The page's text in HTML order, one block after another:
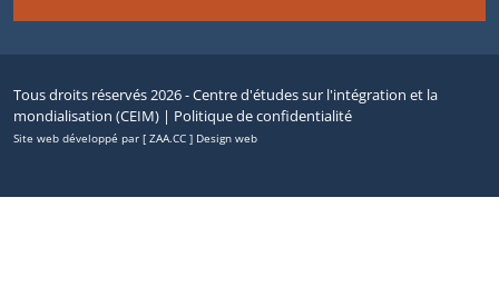
Tous droits réservés 2026 - Centre d'études sur l'intégration et la
mondialisation (CEIM) | Politique de confidentialité
Site web développé par [ ZAA.CC ] Design web